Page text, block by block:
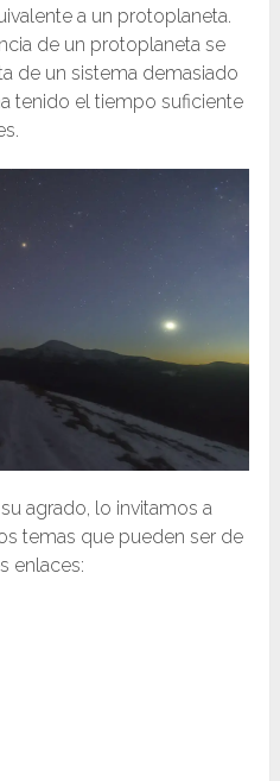
a un protoplaneta.
de un protoplaneta se
de un sistema demasiado
tenido el tiempo suficiente
agrado, lo invitamos a
temas que pueden ser de
enlaces: